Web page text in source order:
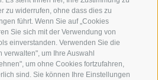
zu widerrufen, ohne dass dies zu
führt. Wenn Sie auf „Cookies
Sie sich mit der Verwendung von
einverstanden. Verwenden Sie die
verwalten", um Ihre Auswahl
um ohne Cookies fortzufahren,
sind. Sie können Ihre Einstellungen
Cookie-Richtlinie